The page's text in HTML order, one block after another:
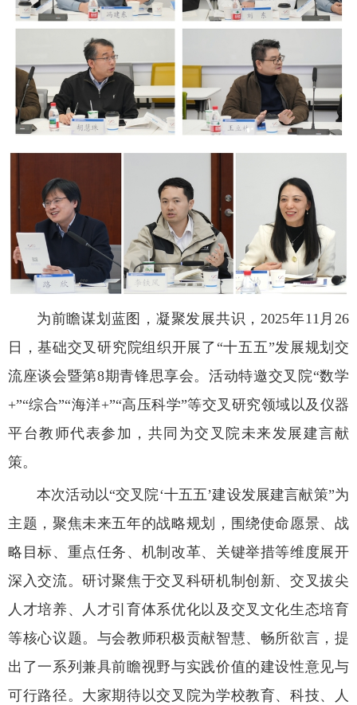
为前瞻谋划蓝图，凝聚发展共识，2025年11月26
日，基础交叉研究院组织开展了“十五五”发展规划交
流座谈会暨第8期青锋思享会。活动特邀交叉院“数学
+”“综合”“海洋+”“高压科学”等交叉研究领域以及仪器
平台教师代表参加，共同为交叉院未来发展建言献
策。
本次活动以“交叉院‘十五五’建设发展建言献策”为
主题，聚焦未来五年的战略规划，围绕使命愿景、战
略目标、重点任务、机制改革、关键举措等维度展开
深入交流。研讨聚焦于交叉科研机制创新、交叉拔尖
人才培养、人才引育体系优化以及交叉文化生态培育
等核心议题。与会教师积极贡献智慧、畅所欲言，提
出了一系列兼具前瞻视野与实践价值的建设性意见与
可行路径。大家期待以交叉院为学校教育、科技、人